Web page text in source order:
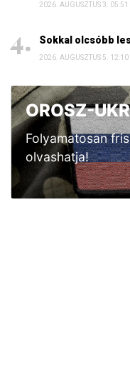
2026. AUGUSZTUS 3. 05:51
Sokkal olcsóbb
2026. AUGUSZTUS 5. 12:10
OROSZ-
Folyamatosan
olvashatja!